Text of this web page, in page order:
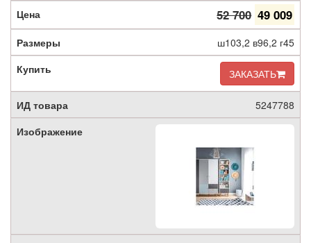
52 700 49 009
ш103,2 в96,2 г45
ЗАКАЗАТЬ
5247788